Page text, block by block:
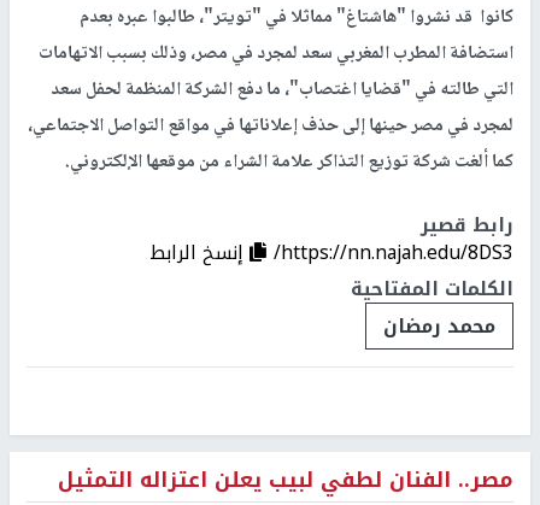
كانوا قد نشروا "هاشتاغ" مماثلا في "تويتر"، طالبوا عبره بعدم
استضافة المطرب المغربي سعد لمجرد في مصر، وذلك بسبب الاتهامات
التي طالته في "قضايا اغتصاب"، ما دفع الشركة المنظمة لحفل سعد
لمجرد في مصر حينها إلى حذف إعلاناتها في مواقع التواصل الاجتماعي،
كما ألغت شركة توزيع التذاكر علامة الشراء من موقعها الإلكتروني.
رابط قصير
https://nn.najah.edu/8DS3/
إنسخ الرابط
الكلمات المفتاحية
محمد رمضان
مصر.. الفنان لطفي لبيب يعلن اعتزاله التمثيل